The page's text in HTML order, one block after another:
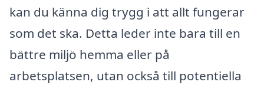
kan du känna dig trygg i att allt fungerar
som det ska. Detta leder inte bara till en
bättre miljö hemma eller på
arbetsplatsen, utan också till potentiella